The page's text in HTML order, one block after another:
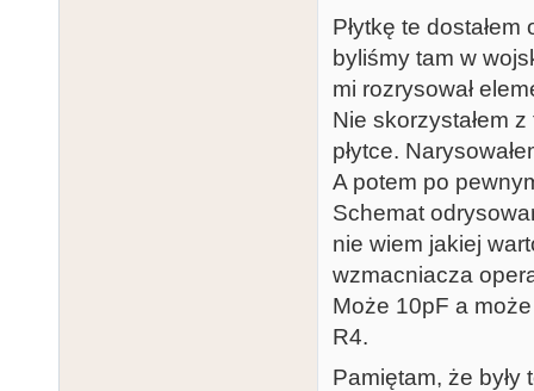
Płytkę te
byliśmy tam w
mi rozrysował
Nie skorzystałem
płytce.
A potem po
Schemat
nie wiem jakiej
wzmacniacza
Może 10pF a
R4.
Pamiętam, że